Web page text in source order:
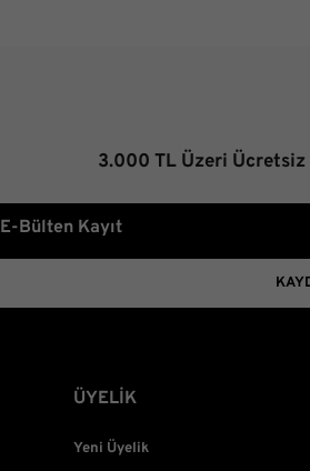
3.000 TL Üzeri Ücretsiz
E-Bülten Kayıt
ÜYELİK
Yeni Üyelik